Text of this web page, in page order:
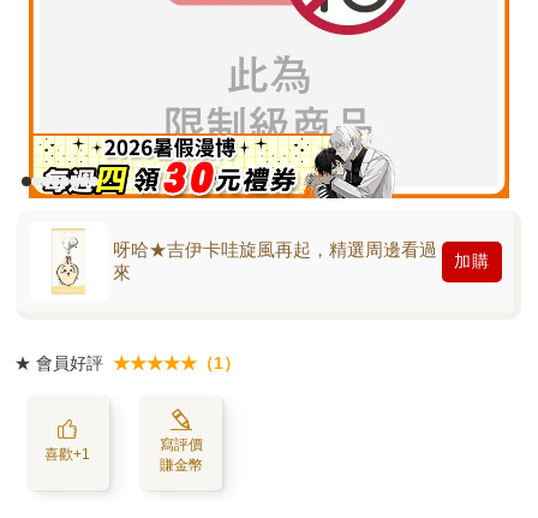
呀哈★吉伊卡哇旋風再起，精選周邊看過
來
加購
★ 會員好評 ★★★★★（1）
喜歡+1
寫評價
賺金幣